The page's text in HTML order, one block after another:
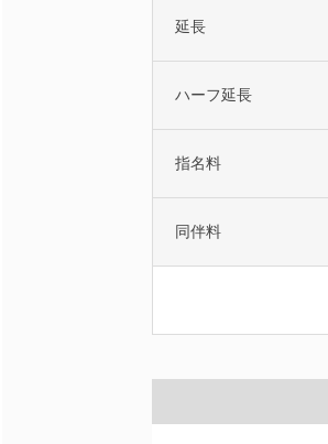
延長
ハーフ延長
指名料
同伴料